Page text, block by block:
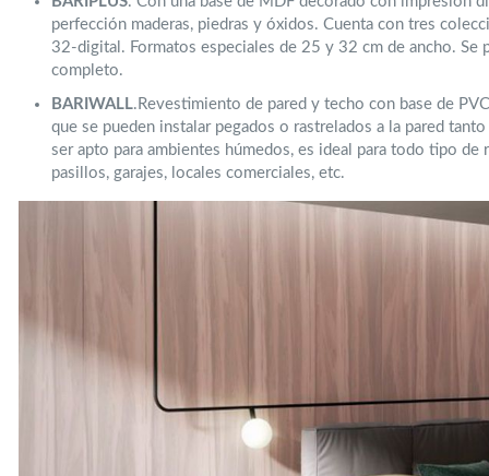
perfección maderas, piedras y óxidos. Cuenta con tres
32-digital. Formatos especiales de 25 y 32 cm de ancho. Se
completo.
BARIWALL.Revestimiento de pared y techo con base de
que se pueden instalar pegados o rastrelados a la pared
ser apto para ambientes húmedos, es ideal para todo tipo de
pasillos, garajes, locales comerciales, etc.